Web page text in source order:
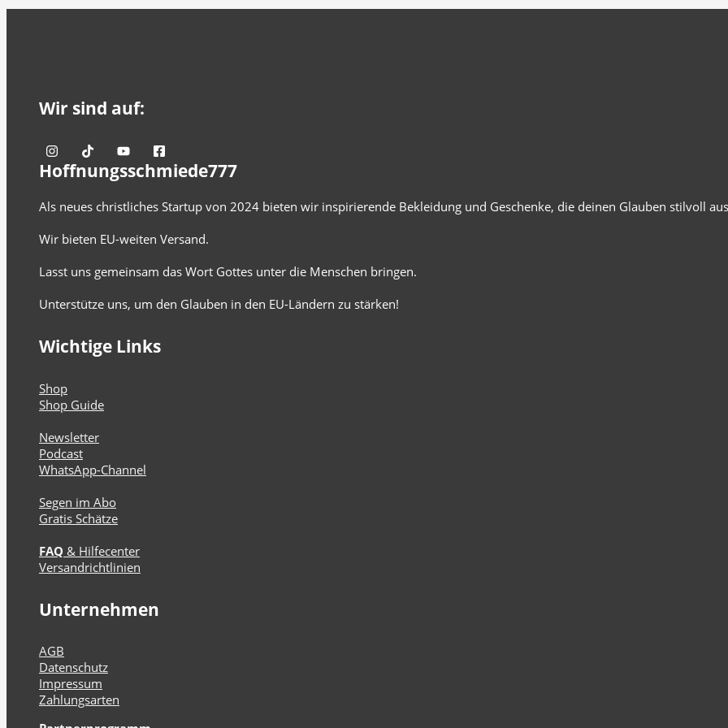
Wir sind auf:
Hoffnungsschmiede777
Als neues christliches Startup von 2024 bieten wir inspirierende Bekleidung und Geschenke, die deinen Glauben stilvoll
Wir bieten EU-weiten Versand.
Lasst uns gemeinsam das Wort Gottes unter die Menschen bringen.
Unterstütze uns, um den Glauben in den EU-Ländern zu stärken!
Wichtige Links
Shop
Shop Guide
Newsletter
Podcast
WhatsApp-Channel
Segen im Abo
Gratis Schätze
FAQ & Hilfecenter
Versandrichtlinien
Unternehmen
AGB
Datenschutz
Impressum
Zahlungsarten